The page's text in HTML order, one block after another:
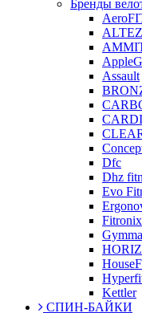
Бренды
Assault
Dfc
Dhz
Evo
Fitronix
Kettler
СПИН-БАЙКИ